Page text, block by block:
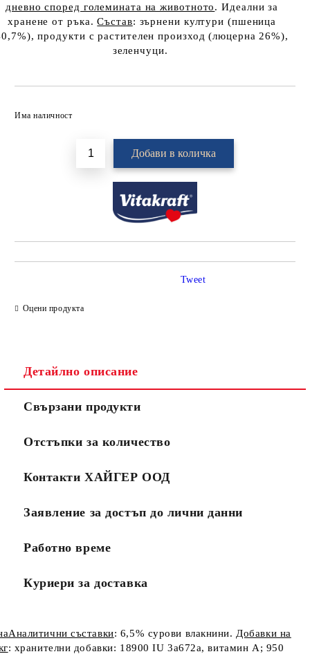
дневно според големината на животното. Идеални за
хранене от ръка.Състав: зърнени култури (пшеница
продукти с растителен произход (люцерна 26%),
зеленчуци.
Има наличност
Оцени продукта
Tweet
Детайлно описание
Свързани продукти
Отстъпки за количество
Контакти ХАЙГЕР ООД
Заявление за достъп до лични данни
Работно време
Куриери за доставка
съставки: 6,5% сурови влакнини. Добавки на
: хранителни добавки: 18900 IU 3a672a, витамин А; 950